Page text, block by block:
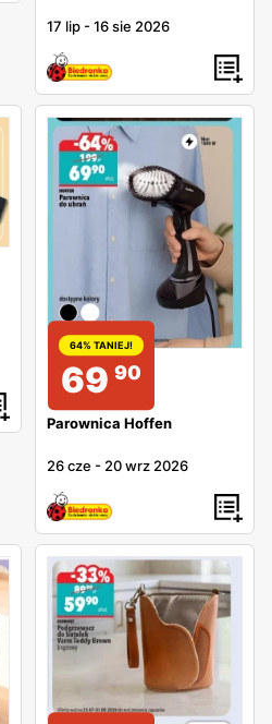
17 lip -16 sie 2026
64% TANIEJ!
69 90
Parownica Hoffen
26 cze - 20 wrz 2026